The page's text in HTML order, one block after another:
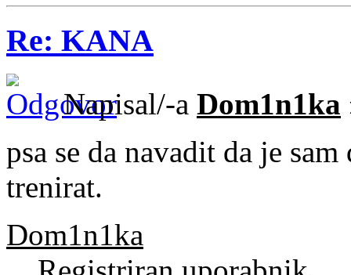
Re: KANA
Napisal/-a Dom1n1ka
psa se da navadit da je
trenirat.
Dom1n1ka